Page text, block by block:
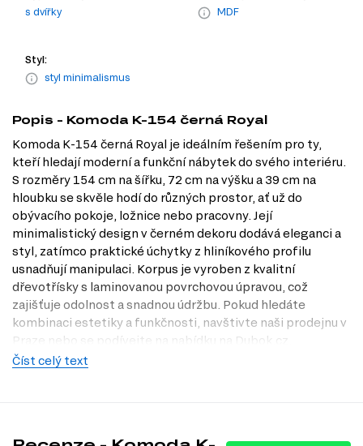
s dvířky
MDF
Styl:
styl minimalismus
Popis - Komoda K-154 černá Royal
Komoda K-154 černá Royal je ideálním řešením pro ty,
kteří hledají moderní a funkční nábytek do svého interiéru.
S rozměry 154 cm na šířku, 72 cm na výšku a 39 cm na
hloubku se skvěle hodí do různých prostor, ať už do
obývacího pokoje, ložnice nebo pracovny. Její
minimalistický design v černém dekoru dodává eleganci a
styl, zatímco praktické úchytky z hliníkového profilu
usnadňují manipulaci. Korpus je vyroben z kvalitní
dřevotřísky s laminovanou povrchovou úpravou, což
zajišťuje odolnost a snadnou údržbu. Pokud hledáte
kombinaci estetiky a funkčnosti, navštivte naši prodejnu v
Praze nebo se podívejte na nabídku na Dubok.cz.
Dostupné modifikace produktu
Černý
Číst celý text